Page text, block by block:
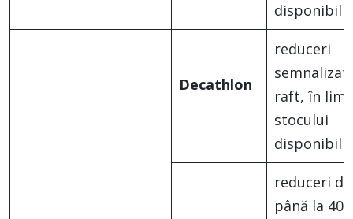
disponibil
Decathlon
reduceri
raft, în
stocului
disponibil
reduceri de
până la